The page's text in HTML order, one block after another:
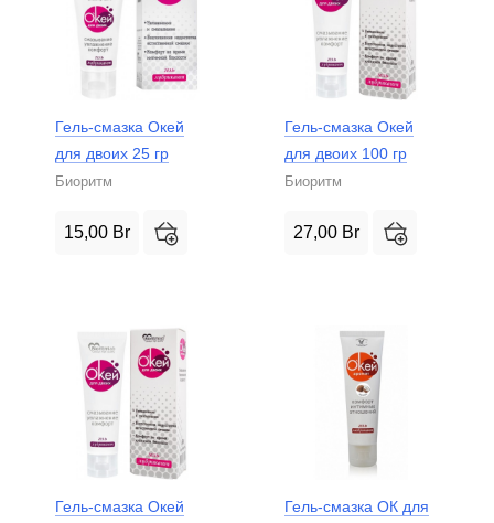
Гель-смазка Окей
для двоих 25 гр
Биоритм
15,00 Br
Гель-смазка Окей
для двоих 100 гр
Биоритм
27,00 Br
Гель-смазка Окей
Гель-смазка ОК для